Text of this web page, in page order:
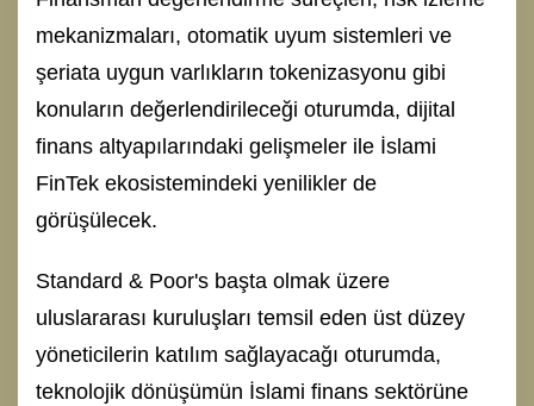
mekanizmaları, otomatik uyum sistemleri ve
şeriata uygun varlıkların tokenizasyonu gibi
konuların değerlendirileceği oturumda, dijital
finans altyapılarındaki gelişmeler ile İslami
FinTek ekosistemindeki yenilikler de
görüşülecek.
Standard & Poor's başta olmak üzere
uluslararası kuruluşları temsil eden üst düzey
yöneticilerin katılım sağlayacağı oturumda,
teknolojik dönüşümün İslami finans sektörüne